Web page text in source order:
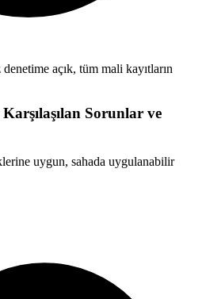
açık, tüm mali kayıtların
Sorunlar ve
uygun, sahada uygulanabilir